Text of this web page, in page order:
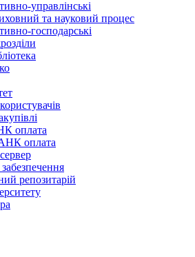
управлінські
та науковий процес
господарські
оплата
оплата
репозитарій